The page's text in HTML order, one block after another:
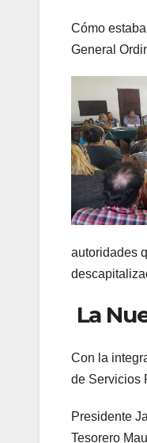
Cómo
General
autoridades
La
Con la
de Servicios
Presidente
Tesorero